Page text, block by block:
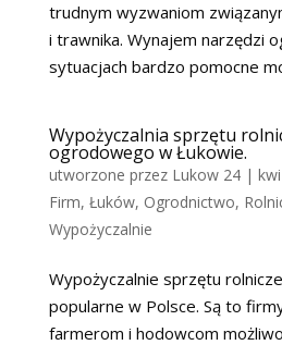
trudnym wyzwaniom
i trawnika. Wynajem narzędzi
sytuacjach bardzo pomocne
Wypożyczalnia sprzętu
ogrodowego w Łukowie.
utworzone przez Lukow 24|
Firm, Łuków, Ogrodnictwo,
Wypożyczalnie
Wypożyczalnie sprzętu
popularne w Polsce. Są to
farmerom i hodowcom